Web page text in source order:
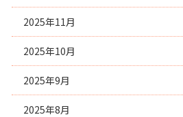
2025年11月
2025年10月
2025年9月
2025年8月